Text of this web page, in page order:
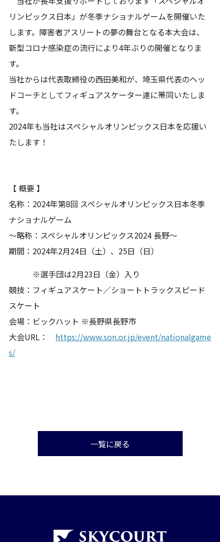
リンピックス日本」が冬季ナショナルゲームを開催いた
します。障害者アスリートの夢の舞台となる本大会は、
新型コロナ感染症の流行により4年ぶりの開催となりま
す。
当社からは代表取締役の西田美和が、埼玉県代表のヘッ
ドコーチとしてフィギュアスケーター達に帯同いたしま
す。
2024年も当社はスペシャルオリンピックス日本を応援い
たします！
【 概要 】
名称：2024年第8回 スペシャルオリンピックス日本冬季
ナショナルゲーム
～略称：スペシャルオリンピックス2024 長野～
期間：2024年2月24日（土）、25日（日）
※選手団は2月23日（金）入り
競技：フィギュアスケート／ショートトラックスピード
スケート
会場：ビックハット ※長野県長野市
大会URL： https://www.son.or.jp/event/nationalgame
s/
一覧に戻る